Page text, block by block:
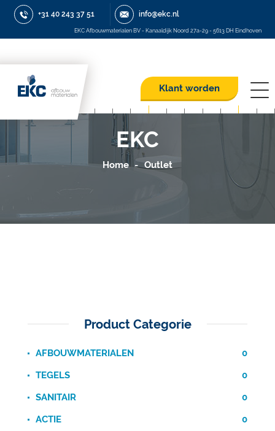
+31 40 243 37 51 info@ekc.nl
EKC Afbouwmaterialen BV - Kanaaldijk Noord 27a-29 - 5613 DH Eindhoven
Klant worden
EKC
Home Outlet
Product Categorie
AFBOUWMATERIALEN
0
TEGELS
0
SANITAIR
0
ACTIE
0